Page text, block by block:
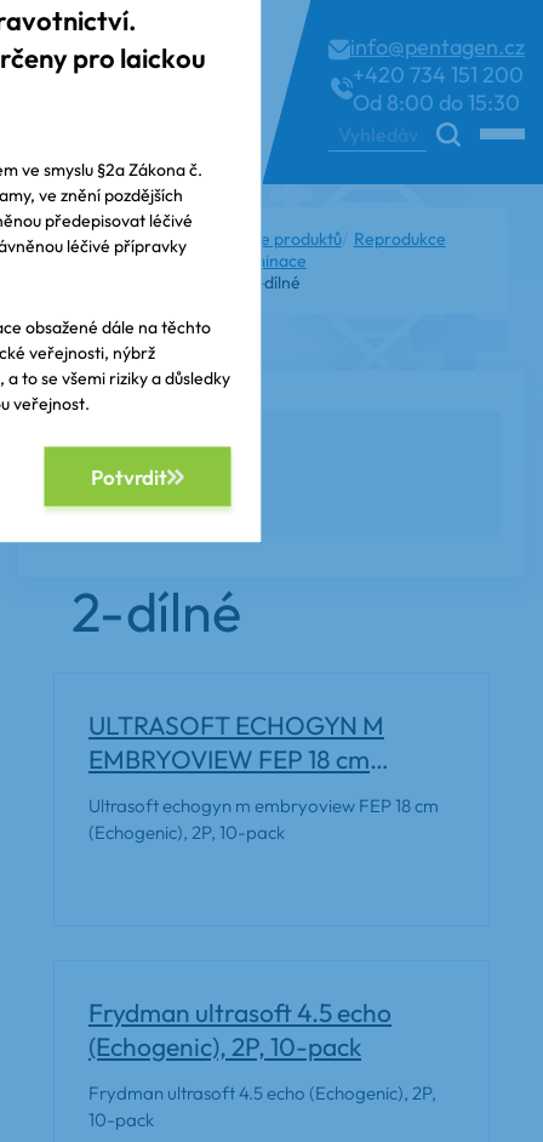
info@pentagen.cz
+420 734 151 200
Od 8:00 do 15:30
Hledat
Úvodní stránka Kategorie produktů
Reprodukce
Embryotransfer a inseminace
2-dílné
KATETRY
Transfer 2-piece
2-dílné
ULTRASOFT ECHOGYN M
EMBRYOVIEW FEP 18 cm
(Echogenic), 2P, 10-pack
Ultrasoft echogyn m embryoview FEP 18 cm
(Echogenic), 2P, 10-pack
Frydman ultrasoft 4.5 echo
(Echogenic), 2P, 10-pack
Frydman ultrasoft 4.5 echo (Echogenic), 2P,
10-pack
pro laickou
ve smyslu §2a Zákona č.
ve znění pozdějších
předepisovat léčivé
léčivé přípravky
obsažené dále na těchto
veřejnosti, nýbrž
to se všemi riziky a důsledky
veřejnost.
Potvrdit